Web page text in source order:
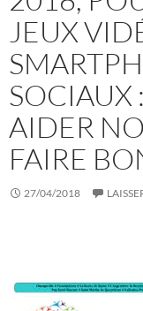
JEUX
AIDER
FAIRE
27/04/2018